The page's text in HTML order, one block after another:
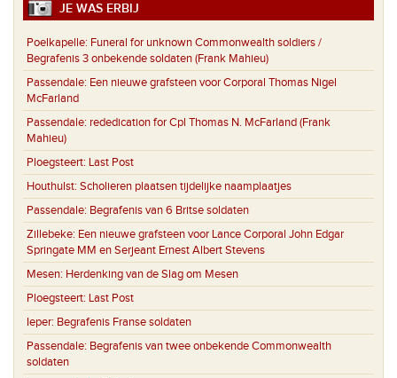
JE WAS ERBIJ
Poelkapelle: Funeral for unknown Commonwealth soldiers /
Begrafenis 3 onbekende soldaten (Frank Mahieu)
Passendale: Een nieuwe grafsteen voor Corporal Thomas Nigel
McFarland
Passendale: rededication for Cpl Thomas N. McFarland (Frank
Mahieu)
Ploegsteert: Last Post
Houthulst: Scholieren plaatsen tijdelijke naamplaatjes
Passendale: Begrafenis van 6 Britse soldaten
Zillebeke: Een nieuwe grafsteen voor Lance Corporal John Edgar
Springate MM en Serjeant Ernest Albert Stevens
Mesen: Herdenking van de Slag om Mesen
Ploegsteert: Last Post
Ieper: Begrafenis Franse soldaten
Passendale: Begrafenis van twee onbekende Commonwealth
soldaten